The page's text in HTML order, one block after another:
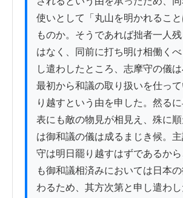
使いとして「丸山を明かれるこ
ものか。そうであれば拙者一人
はなく、同前に打ち明け相働く
し遣わしたところ、志摩守の儀
最初から和議の取り扱いを仕っ
り越すという由を申した。然る
表にも敵の物見が相見え、殊に
は御和議の儀は成るまじき候。
守は明日罷り越すはずであるか
も御和議相済みにおいては日本
わるため、其方次第と申し遣わ